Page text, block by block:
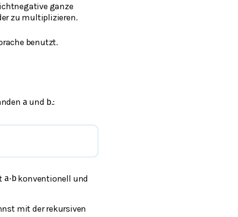
ganze
zu multiplizieren.
benutzt.
a und b.:
a⋅ bkonventionell und
mit der rekursiven